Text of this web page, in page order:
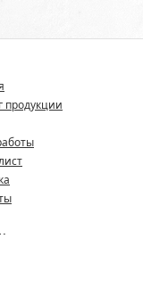
продукции